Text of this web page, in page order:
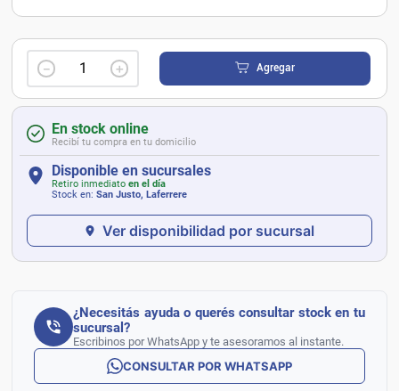
＋
－ Agregar
En stock online
Recibí tu compra en tu domicilio
Disponible en sucursales
Retiro inmediato en el día
Stock en: San Justo, Laferrere
Ver disponibilidad por sucursal
¿Necesitás ayuda o querés consultar stock en tu
sucursal?
Escribinos por WhatsApp y te asesoramos al instante.
CONSULTAR POR WHATSAPP